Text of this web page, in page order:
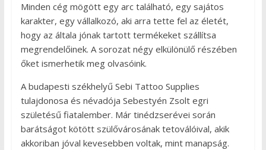
Minden cég mögött egy arc található, egy sajátos
karakter, egy vállalkozó, aki arra tette fel az életét,
hogy az általa jónak tartott termékeket szállítsa
megrendelőinek. A sorozat négy elkülönülő részében
őket ismerhetik meg olvasóink.
A budapesti székhelyű Sebi Tattoo Supplies
tulajdonosa és névadója Sebestyén Zsolt egri
születésű fiatalember. Már tinédzserévei során
barátságot kötött szülővárosának tetoválóival, akik
akkoriban jóval kevesebben voltak, mint manapság.